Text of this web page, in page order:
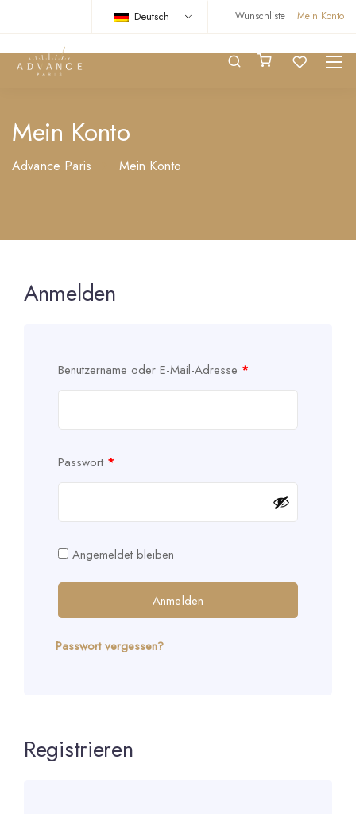
Wunschliste Mein Konto
Deutsch
Mein Konto
Advance Paris Mein Konto
Anmelden
Benutzername oder E-Mail-Adresse *
Passwort *
Angemeldet bleiben
Anmelden
Passwort vergessen?
Registrieren